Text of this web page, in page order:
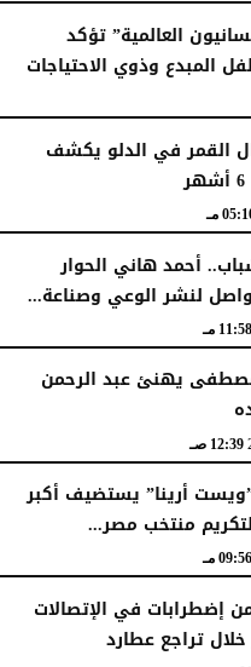
العالمية” تؤكد
المبدع وذوي الاحتياجات
القمر في الدلو يكشف
مـ
أحمد هاني الحوار
لنشر الوعي وصناعة...
11:58 مـ
يهنئ عبد الرحمن
12:39 صـ
أرينا” يستضيف أكبر
منتخب مصر...
09:56 مـ
إضطرابات في الإتصالات
تراجع عطارد